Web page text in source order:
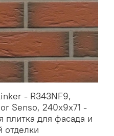
- R343NF9,
Senso, 240x9x71 -
плитка для фасада и
отделки